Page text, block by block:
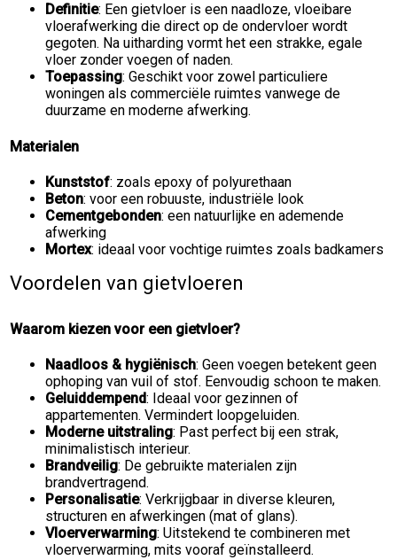
Definitie: Een gietvloer is een naadloze, vloeibare
vloerafwerking die direct op de ondervloer wordt
gegoten. Na uitharding vormt het een strakke, egale
vloer zonder voegen of naden.
Toepassing: Geschikt voor zowel particuliere
woningen als commerciële ruimtes vanwege de
duurzame en moderne afwerking.
Materialen
Kunststof: zoals epoxy of polyurethaan
Beton: voor een robuuste, industriële look
Cementgebonden: een natuurlijke en ademende
afwerking
Mortex: ideaal voor vochtige ruimtes zoals badkamers
Voordelen van gietvloeren
Waarom kiezen voor een gietvloer?
Naadloos & hygiënisch: Geen voegen betekent geen
ophoping van vuil of stof. Eenvoudig schoon te maken.
Geluiddempend: Ideaal voor gezinnen of
appartementen. Vermindert loopgeluiden.
Moderne uitstraling: Past perfect bij een strak,
minimalistisch interieur.
Brandveilig: De gebruikte materialen zijn
brandvertragend.
Personalisatie: Verkrijgbaar in diverse kleuren,
structuren en afwerkingen (mat of glans).
Vloerverwarming: Uitstekend te combineren met
vloerverwarming, mits vooraf geïnstalleerd.